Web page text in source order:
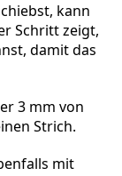
kann
Schritt zeigt,
damit das
3 mm von
Strich.
mit